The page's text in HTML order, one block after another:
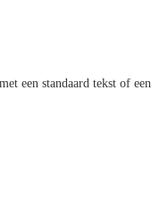
een standaard tekst of een